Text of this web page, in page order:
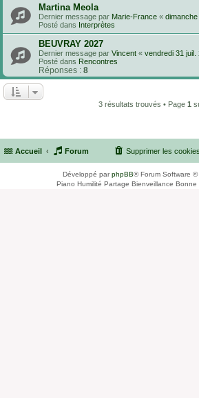
Martina Meola
Dernier message par Marie-France «
Posté dans Interprètes
BEUVRAY 2027
Dernier message par Vincent « vendredi 31 juil.
Posté dans Rencontres
Réponses : 8
3 résultats trouvés • Page 1
Accueil Forum Supprimer les cookies
Développé parphpBB® Forum Software ©
Piano Humilité Partage Bienveillance Bonne